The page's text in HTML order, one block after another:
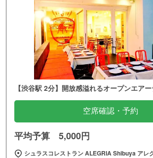
【渋谷駅 2分】開放感溢れるオープンエア
空席確認・予約
平均予算 5,000円
シュラスコレストラン ALEGRIA Shibuya アレ